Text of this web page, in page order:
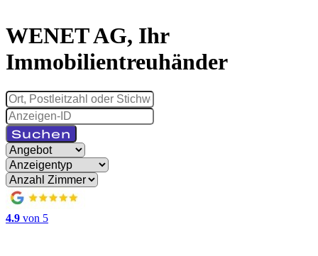
WENET AG, Ihr
Immobilientreuhänder
4.9 von 5